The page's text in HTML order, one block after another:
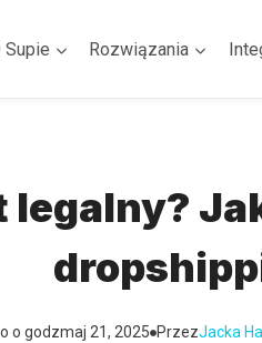
Supie Rozwiązania
o godzmaj 21, 2025 PrzezJacka